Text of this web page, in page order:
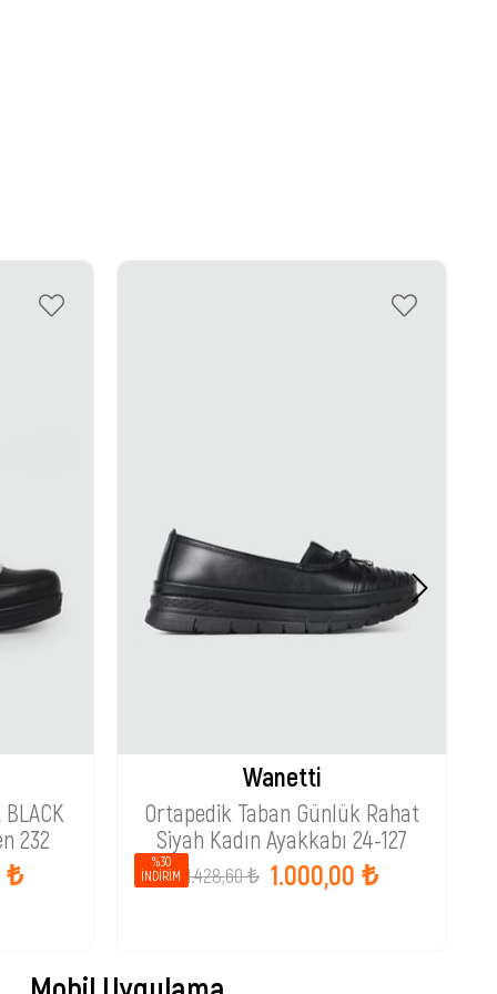
232
₺
Wanetti
Ortapedik Taban Günlük Rahat
Siyah Kadın Ayakkabı 24-127
1.000,00 ₺
1.428,60 ₺
%30
İNDIRIM